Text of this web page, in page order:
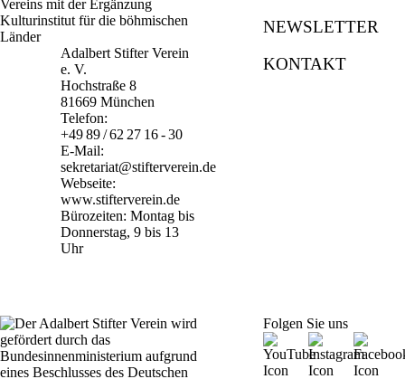
Adalbert Stifter Verein
e. V.
Hochstraße 8
81669 München
Telefon:
+49 89 / 62 27 16 - 30
E-Mail:
sekretariat@stifterverein.de
Webseite:
www.stifterverein.de
Bürozeiten: Montag bis
Donnerstag, 9 bis 13
Uhr
NEWSLETTER
KONTAKT
Folgen Sie uns